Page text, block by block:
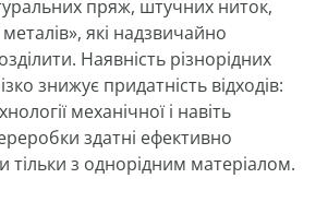
пряж, штучних ниток,
металів», які надзвичайно
Наявність різнорідних
знижує придатність відходів:
механічної і навіть
здатні ефективно
тільки з однорідним матеріалом.